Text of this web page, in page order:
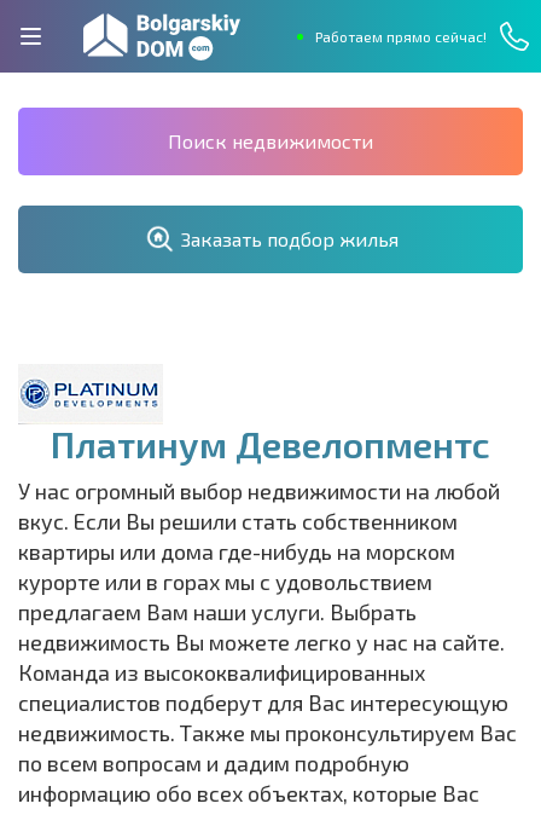
Работаем прямо сейчас!
Поиск недвижимости
Заказать подбор жилья
Платинум Девелопментс
У нас огромный выбор недвижимости на любой
вкус. Если Вы решили стать собственником
квартиры или дома где-нибудь на морском
курорте или в горах мы с удовольствием
предлагаем Вам наши услуги. Выбрать
недвижимость Вы можете легко у нас на сайте.
Команда из высококвалифицированных
специалистов подберут для Вас интересующую
недвижимость. Также мы проконсультируем Вас
по всем вопросам и дадим подробную
информацию обо всех объектах, которые Вас